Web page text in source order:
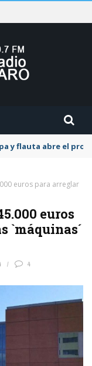
y flauta abre el
euros para arreglar
euros
`máquinas´
4